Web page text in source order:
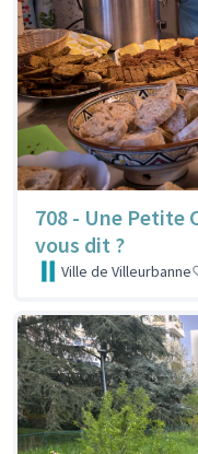
708 - Une Petite
vous dit ?
Ville de Villeurbanne